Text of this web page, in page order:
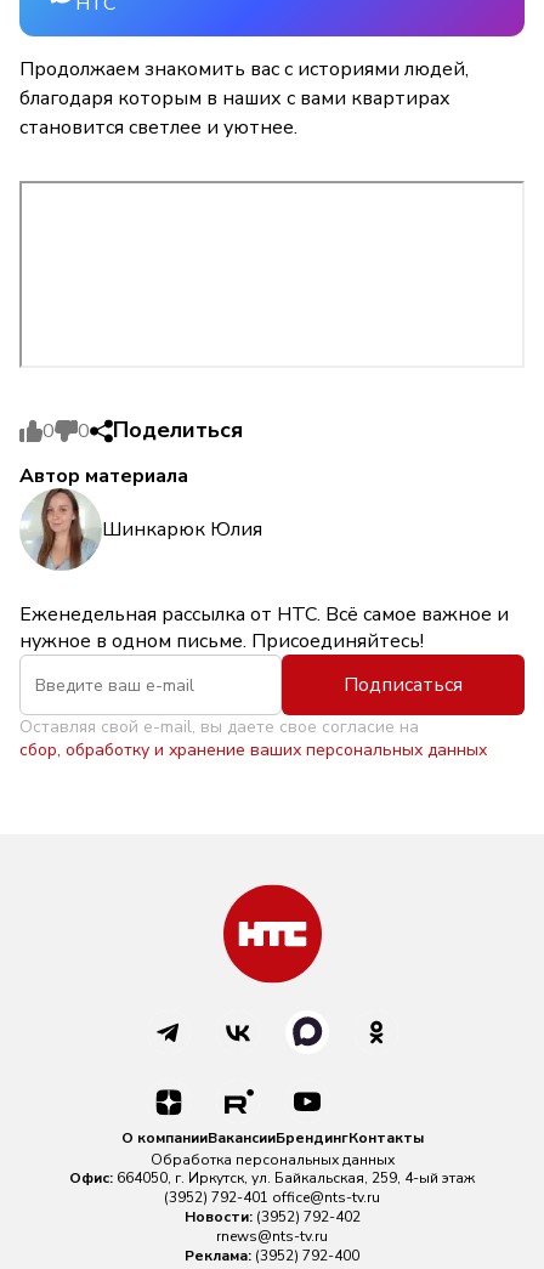
Продолжаем знакомить вас с историями людей,
благодаря которым в наших с вами квартирах
становится светлее и уютнее.
0 0 Поделиться
Автор материала
Шинкарюк Юлия
Еженедельная рассылка от НТС. Всё самое важное и
нужное в одном письме. Присоединяйтесь!
Подписаться
Оставляя свой e-mail, вы даете свое согласие на
сбор, обработку и хранение ваших персональных данных
О компанииВакансииБрендингКонтакты
Обработка персональных данных
Офис: 664050, г. Иркутск, ул. Байкальская, 259, 4-ый этаж
(3952) 792-401 office@nts-tv.ru
Новости: (3952) 792-402
rnews@nts-tv.ru
Реклама: (3952) 792-400